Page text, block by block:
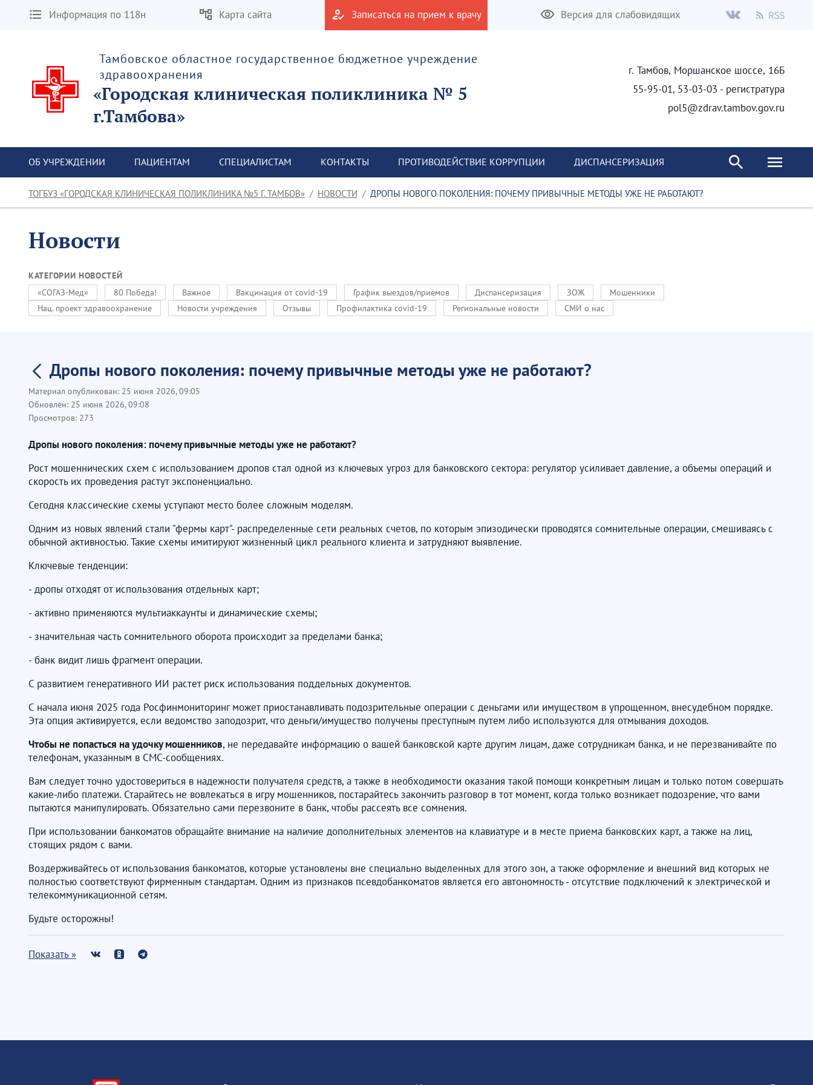
Информация по 118н Карта сайта Записаться на прием к врачу Версия для слабовидящих
Тамбовское областное государственное бюджетное учреждение
здравоохранения
«Городская клиническая поликлиника № 5
г.Тамбова»
г. Тамбов, Моршанское шоссе, 16Б
55-95-01, 53-03-03 - регистратура
pol5@zdrav.tambov.gov.ru
ОБ УЧРЕЖДЕНИИ ПАЦИЕНТАМ СПЕЦИАЛИСТАМ КОНТАКТЫ ПРОТИВОДЕЙСТВИЕ КОРРУПЦИИ ДИСПАНСЕРИЗАЦИЯ
ТОГБУЗ «ГОРОДСКАЯ КЛИНИЧЕСКАЯ ПОЛИКЛИНИКА №5 Г. ТАМБОВ» НОВОСТИ ДРОПЫ НОВОГО ПОКОЛЕНИЯ: ПОЧЕМУ ПРИВЫЧНЫЕ МЕТОДЫ УЖЕ НЕ РАБОТАЮТ?
Новости
КАТЕГОРИИ НОВОСТЕЙ
«СОГАЗ-Мед»
80 Победа! Важное Вакцинация от covid-19 График выездов/приемов Диспансеризация ЗОЖ
Мошенники
Нац. проект здравоохранение
Новости учреждения Отзывы Профилактика covid-19 Региональные новости СМИ о нас
Дропы нового поколения: почему привычные методы уже не работают?
Материал опубликован: 25 июня 2026, 09:05
Обновлён: 25 июня 2026, 09:08
Просмотров: 273
Дропы нового поколения: почему привычные методы уже не работают?
Рост мошеннических схем с использованием дропов стал одной из ключевых угроз для банковского сектора: регулятор усиливает давление, а объемы операций и
скорость их проведения растут экспоненциально.
Сегодня классические схемы уступают место более сложным моделям.
Одним из новых явлений стали "фермы карт"- распределенные сети реальных счетов, по которым эпизодически проводятся сомнительные операции, смешиваясь с
обычной активностью. Такие схемы имитируют жизненный цикл реального клиента и затрудняют выявление.
Ключевые тенденции:
- дропы отходят от использования отдельных карт;
- активно применяются мультиаккаунты и динамические схемы;
- значительная часть сомнительного оборота происходит за пределами банка;
- банк видит лишь фрагмент операции.
С развитием генеративного ИИ растет риск использования поддельных документов.
С начала июня 2025 года Росфинмониторинг может приостанавливать подозрительные операции с деньгами или имуществом в упрощенном, внесудебном порядке.
Эта опция активируется, если ведомство заподозрит, что деньги/имущество получены преступным путем либо используются для отмывания доходов.
Чтобы не попасться на удочку мошенников, не передавайте информацию о вашей банковской карте другим лицам, даже сотрудникам банка, и не перезванивайте по
телефонам, указанным в СМС-сообщениях.
Вам следует точно удостовериться в надежности получателя средств, а также в необходимости оказания такой помощи конкретным лицам и только потом совершать
какие-либо платежи. Старайтесь не вовлекаться в игру мошенников, постарайтесь закончить разговор в тот момент, когда только возникает подозрение, что вами
пытаются манипулировать. Обязательно сами перезвоните в банк, чтобы рассеять все сомнения.
При использовании банкоматов обращайте внимание на наличие дополнительных элементов на клавиатуре и в месте приема банковских карт, а также на лиц,
стоящих рядом с вами.
Воздерживайтесь от использования банкоматов, которые установлены вне специально выделенных для этого зон, а также оформление и внешний вид которых не
полностью соответствуют фирменным стандартам. Одним из признаков псевдобанкоматов является его автономность - отсутствие подключений к электрической и
телекоммуникационной сетям.
Будьте осторожны!
Показать »